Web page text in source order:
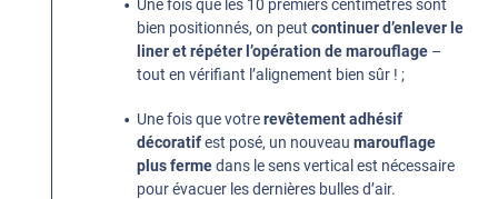
Une fois que les 10 premiers centimètres sont
bien positionnés, on peutcontinuer d’enlever le
liner et répéter l’opération de marouflage –
tout en vérifiant l’alignement bien sûr ! ;
Une fois que votrerevêtement adhésif
décoratifest posé, un nouveau marouflage
plus fermedans le sens vertical est nécessaire
pour évacuer les dernières bulles d’air.